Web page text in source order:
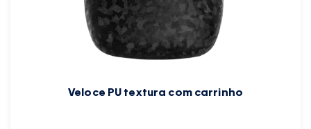
Veloce PU textura com carrinho